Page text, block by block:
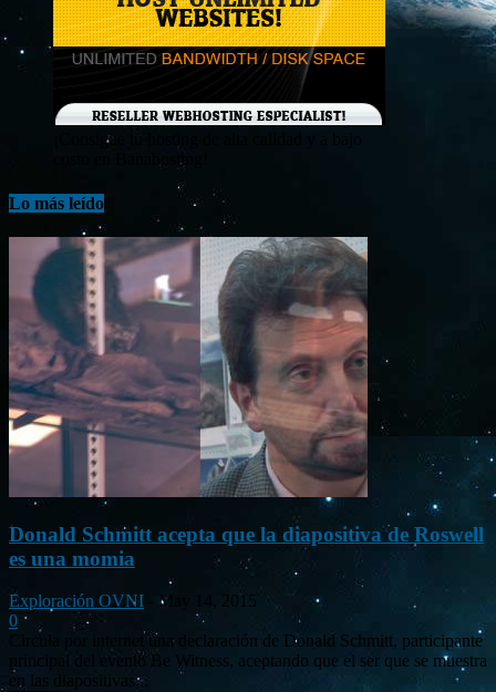
¡Consigue tu hosting de alta calidad y a bajo
costo en Banahosting!
Lo más leído
Donald Schmitt acepta que la diapositiva de Roswell
es una momia
Exploración OVNI
May 14, 2015
0
Circula por internet una declaración de Donald Schmitt, participante
principal del evento Be Witness, aceptando que el ser que se muestra
en las diapositivas...